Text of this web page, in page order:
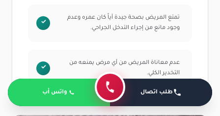
تمتع المريض بصحة جيدة أياً كان عمره وعدم
وجود مانع من إجراء التدخل الجراحي.
عدم معاناة المريض من أي مرض يمنعه من
التخدير الكلي.
طلب اتصال واتس أب